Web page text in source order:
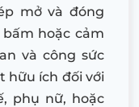
mở và đóng
hoặc cảm
và công sức
hữu ích đối với
phụ nữ, hoặc